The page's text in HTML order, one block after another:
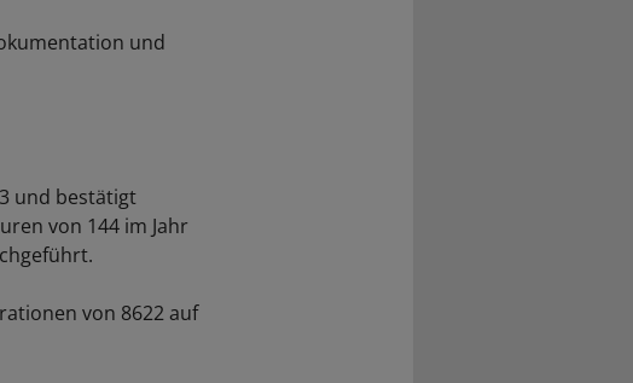
und
und bestätigt
von 144 im Jahr
von 8622 auf